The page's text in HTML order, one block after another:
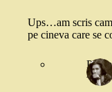
Ups…am scris cam
pe cineva care se
24